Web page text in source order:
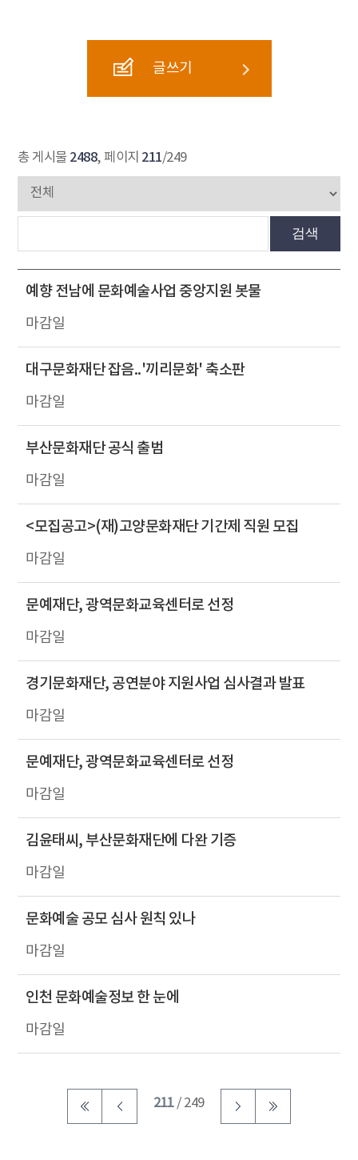
글쓰기
총 게시물 2488, 페이지 211/249
검색
예향 전남에 문화예술사업 중앙지원 봇물
대구문화재단 잡음..'끼리문화' 축소판
부산문화재단 공식 출범
<모집공고>(재)고양문화재단 기간제 직원 모집
문예재단, 광역문화교육센터로 선정
경기문화재단, 공연분야 지원사업 심사결과 발표
문예재단, 광역문화교육센터로 선정
김윤태씨, 부산문화재단에 다완 기증
문화예술 공모 심사 원칙 있나
인천 문화예술정보 한 눈에
211/ 249